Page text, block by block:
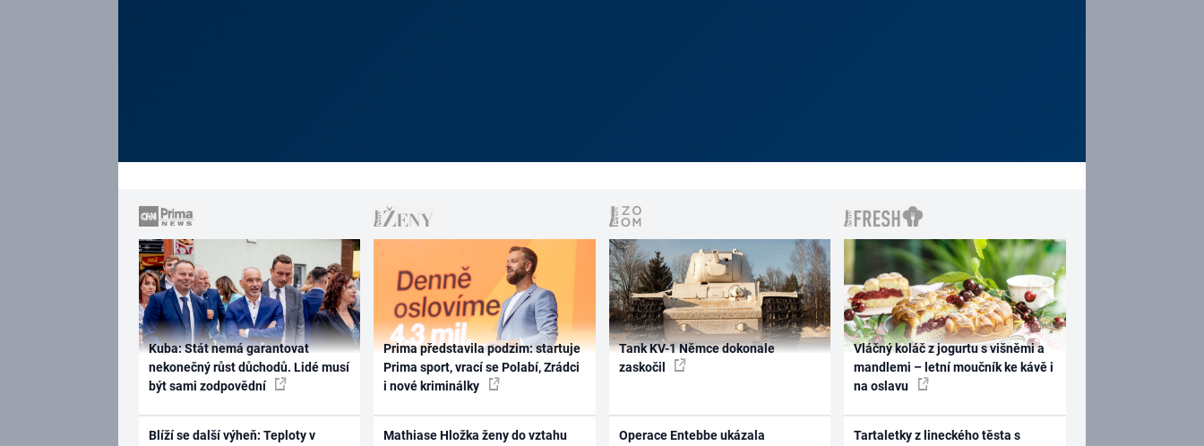
Kuba: Stát nemá garantovat
nekonečný růst důchodů. Lidé musí
být sami zodpovědní
Blíží se další výheň: Teploty v
Prima představila podzim: startuje
Prima sport, vrací se Polabí, Zrádci
i nové kriminálky
Mathiase Hložka ženy do vztahu
Tank KV-1 Němce dokonale
zaskočil
Operace Entebbe ukázala
Vláčný koláč z jogurtu s višněmi a
mandlemi – letní moučník ke kávě i
na oslavu
Tartaletky z lineckého těsta s